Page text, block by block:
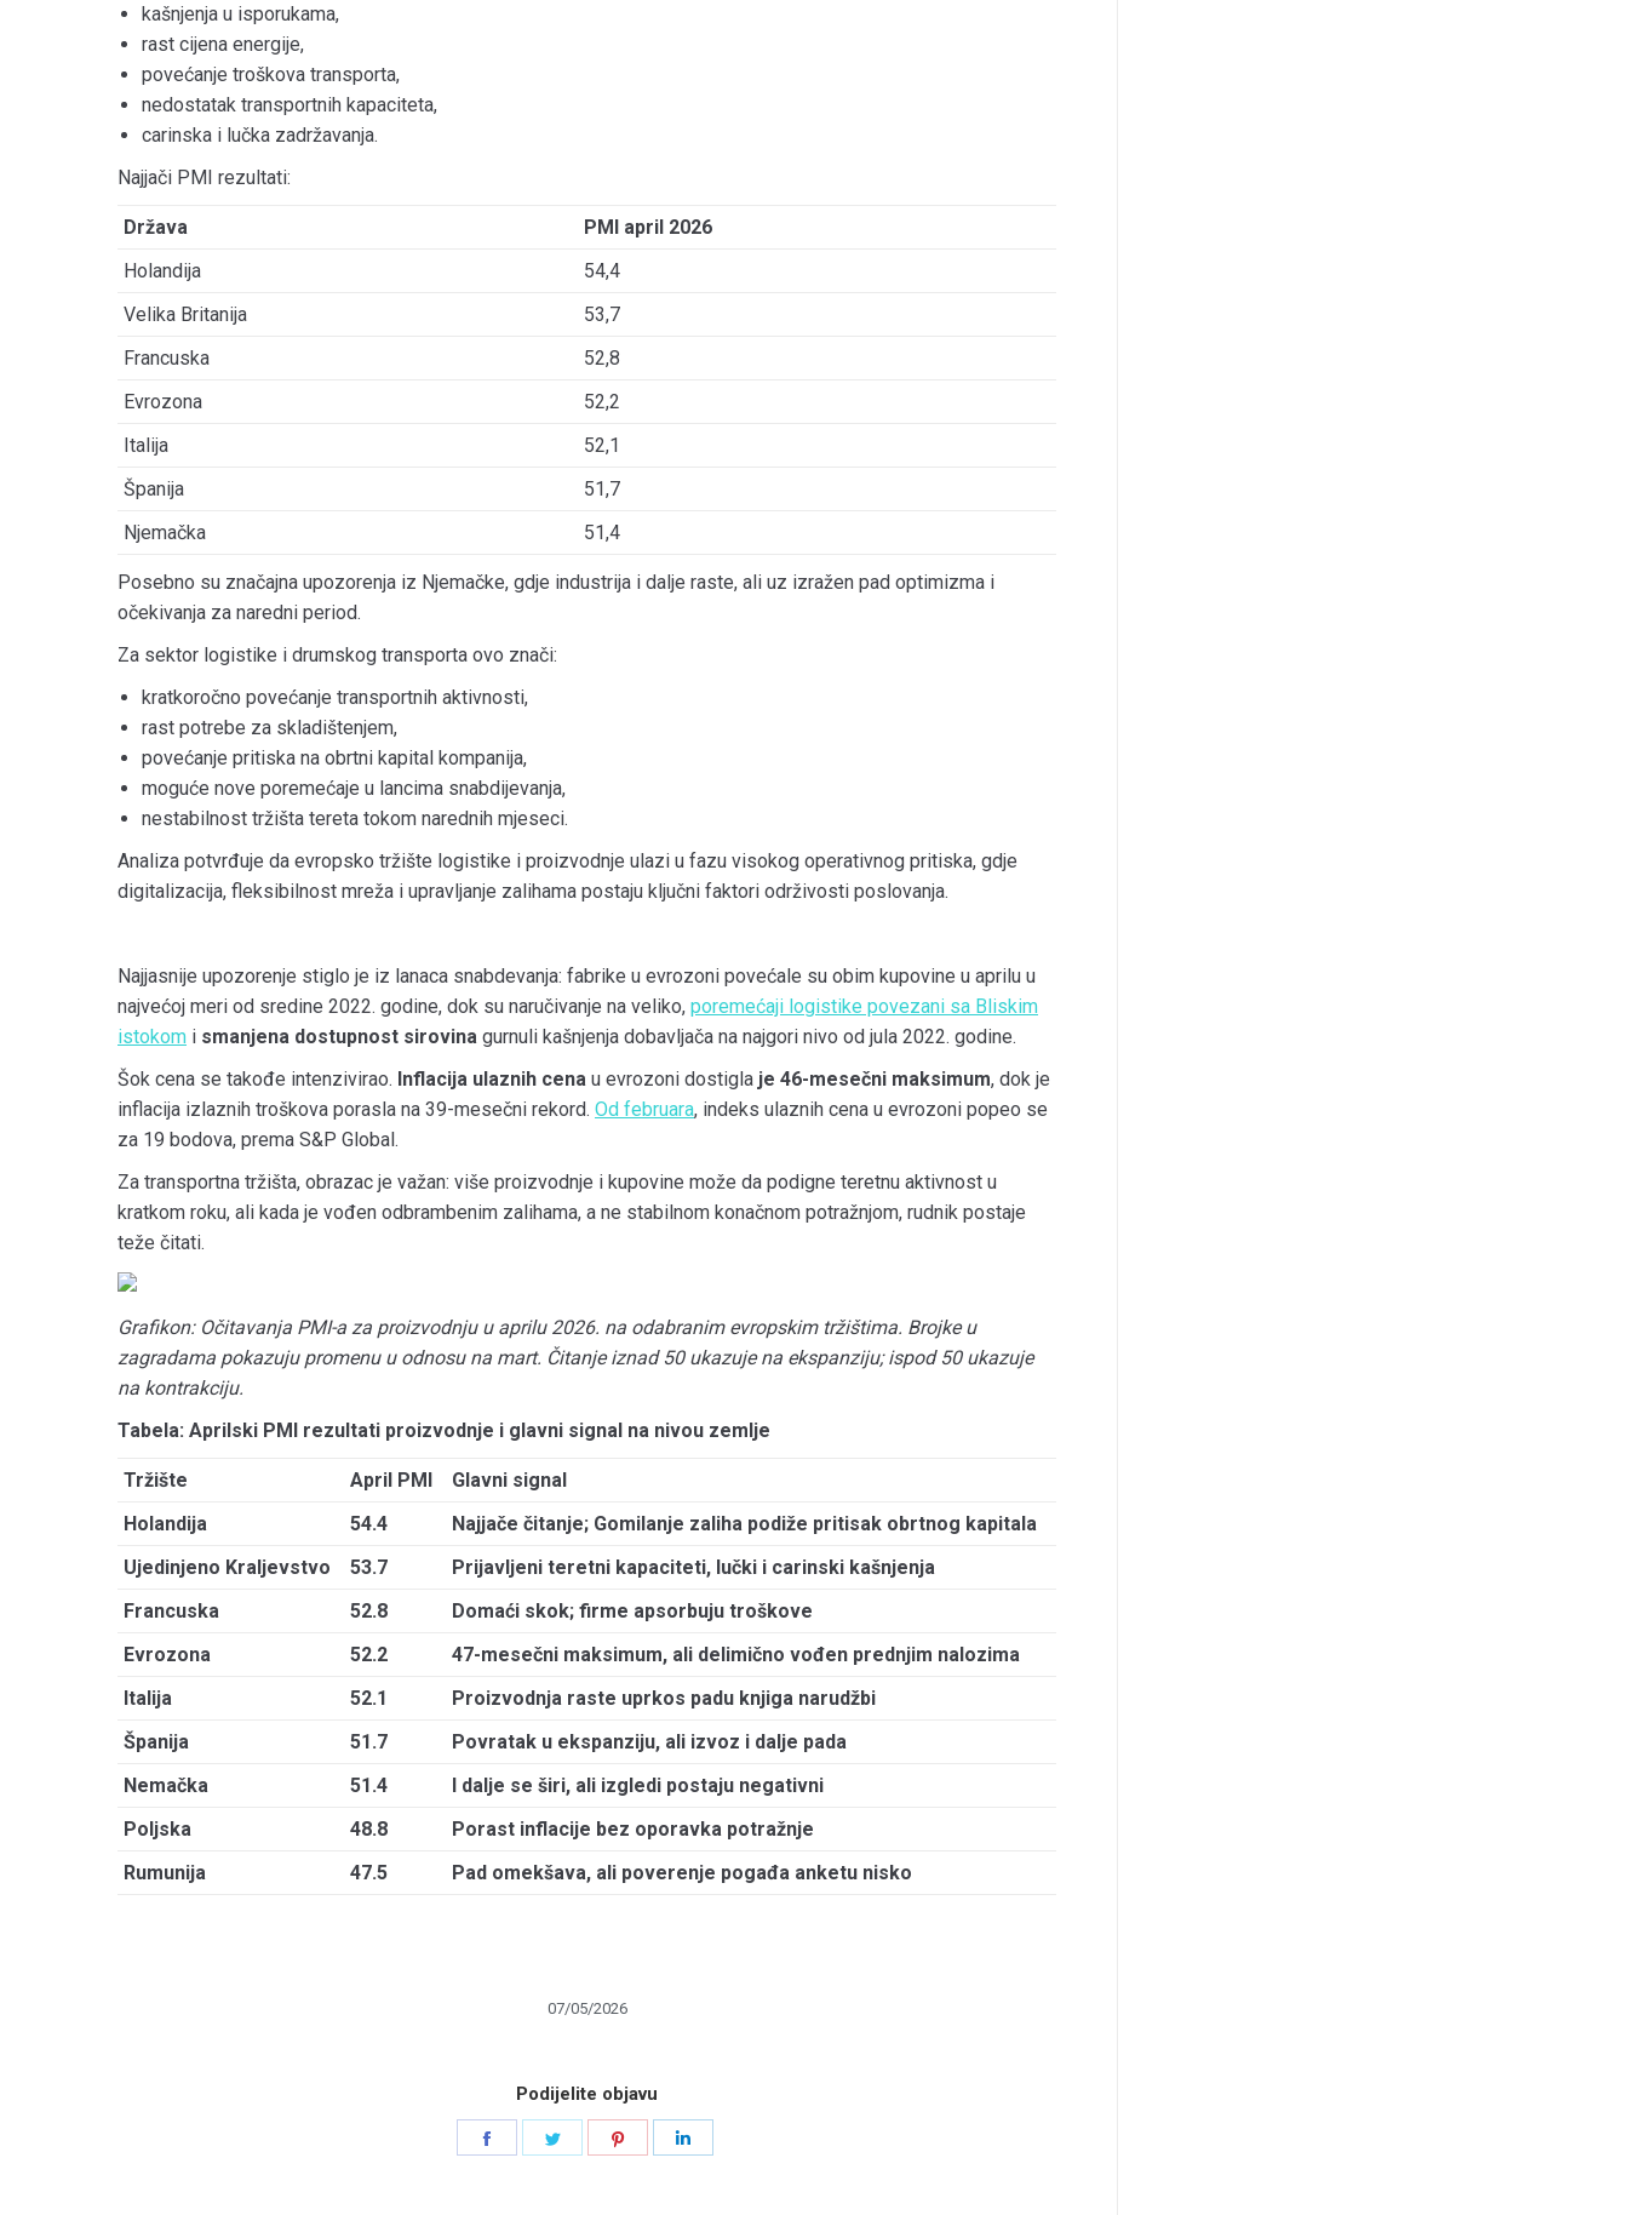
kašnjenja u isporukama,
rast cijena energije,
povećanje troškova transporta,
nedostatak transportnih kapaciteta,
carinska i lučka zadržavanja.
Najjači PMI rezultati:
Država
PMI april 2026
Holandija
54,4
Velika Britanija
53,7
Francuska
52,8
Evrozona
52,2
Italija
52,1
Španija
51,7
Njemačka
51,4
Posebno su značajna upozorenja iz Njemačke, gdje industrija i dalje raste, ali uz izražen pad optimizma i
očekivanja za naredni period.
Za sektor logistike i drumskog transporta ovo znači:
kratkoročno povećanje transportnih aktivnosti,
rast potrebe za skladištenjem,
povećanje pritiska na obrtni kapital kompanija,
moguće nove poremećaje u lancima snabdijevanja,
nestabilnost tržišta tereta tokom narednih mjeseci.
Analiza potvrđuje da evropsko tržište logistike i proizvodnje ulazi u fazu visokog operativnog pritiska, gdje
digitalizacija, fleksibilnost mreža i upravljanje zalihama postaju ključni faktori održivosti poslovanja.
Najjasnije upozorenje stiglo je iz lanaca snabdevanja: fabrike u evrozoni povećale su obim kupovine u aprilu u
najvećoj meri od sredine 2022. godine, dok su naručivanje na veliko, poremećaji logistike povezani sa Bliskim
istokom i smanjena dostupnost sirovina gurnuli kašnjenja dobavljača na najgori nivo od jula 2022. godine.
Šok cena se takođe intenzivirao. Inflacija ulaznih cena u evrozoni dostigla je 46-mesečni maksimum, dok je
inflacija izlaznih troškova porasla na 39-mesečni rekord. Od februara, indeks ulaznih cena u evrozoni popeo se
za 19 bodova, prema S&P Global.
Za transportna tržišta, obrazac je važan: više proizvodnje i kupovine može da podigne teretnu aktivnost u
kratkom roku, ali kada je vođen odbrambenim zalihama, a ne stabilnom konačnom potražnjom, rudnik postaje
teže čitati.
Grafikon: Očitavanja PMI-a za proizvodnju u aprilu 2026. na odabranim evropskim tržištima. Brojke u
zagradama pokazuju promenu u odnosu na mart. Čitanje iznad 50 ukazuje na ekspanziju; ispod 50 ukazuje
na kontrakciju.
Tabela: Aprilski PMI rezultati proizvodnje i glavni signal na nivou zemlje
Tržište April PMI
Glavni signal
Holandija
54.4
Najjače čitanje; Gomilanje zaliha podiže pritisak obrtnog kapitala
Ujedinjeno Kraljevstvo
53.7
Prijavljeni teretni kapaciteti, lučki i carinski kašnjenja
Francuska
52.8
Domaći skok; firme apsorbuju troškove
Evrozona
52.2
47-mesečni maksimum, ali delimično vođen prednjim nalozima
Italija
52.1
Proizvodnja raste uprkos padu knjiga narudžbi
Španija
51.7
Povratak u ekspanziju, ali izvoz i dalje pada
Nemačka
51.4
I dalje se širi, ali izgledi postaju negativni
Poljska
48.8
Porast inflacije bez oporavka potražnje
Rumunija
47.5 Pad omekšava, ali poverenje pogađa anketu nisko
07/05/2026
Podijelite objavu
Share